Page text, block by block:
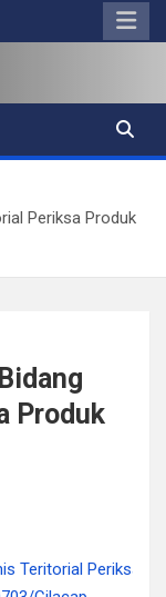
Periksa Produk
Produk